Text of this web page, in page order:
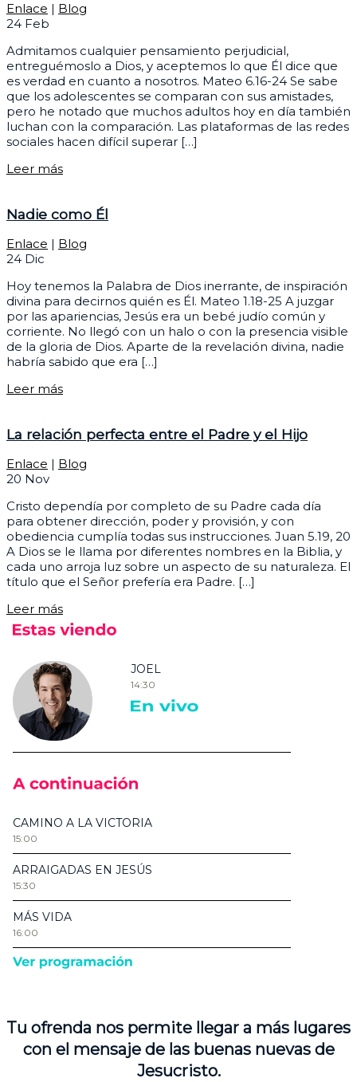
Enlace | Blog
24 Feb
Admitamos cualquier pensamiento perjudicial,
entreguémoslo a Dios, y aceptemos lo que Él dice que
es verdad en cuanto a nosotros. Mateo 6.16-24 Se sabe
que los adolescentes se comparan con sus amistades,
pero he notado que muchos adultos hoy en día también
luchan con la comparación. Las plataformas de las redes
sociales hacen difícil superar […]
Leer más
Nadie como Él
Enlace | Blog
24 Dic
Hoy tenemos la Palabra de Dios inerrante, de inspiración
divina para decirnos quién es Él. Mateo 1.18-25 A juzgar
por las apariencias, Jesús era un bebé judío común y
corriente. No llegó con un halo o con la presencia visible
de la gloria de Dios. Aparte de la revelación divina, nadie
habría sabido que era […]
Leer más
La relación perfecta entre el Padre y el Hijo
Enlace | Blog
20 Nov
Cristo dependía por completo de su Padre cada día
para obtener dirección, poder y provisión, y con
obediencia cumplía todas sus instrucciones. Juan 5.19, 20
A Dios se le llama por diferentes nombres en la Biblia, y
cada uno arroja luz sobre un aspecto de su naturaleza. El
título que el Señor prefería era Padre. […]
Leer más
Tu ofrenda nos permite llegar a más lugares
con el mensaje de las buenas nuevas de
Jesucristo.